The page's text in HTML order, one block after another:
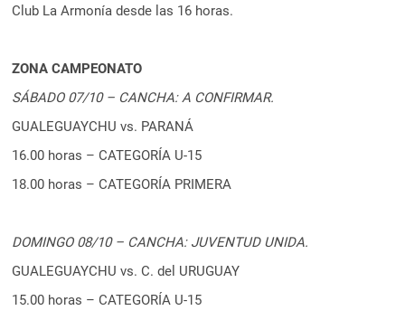
Club La Armonía desde las 16 horas.
ZONA CAMPEONATO
SÁBADO 07/10 – CANCHA: A CONFIRMAR.
GUALEGUAYCHU vs. PARANÁ
16.00 horas – CATEGORÍA U-15
18.00 horas – CATEGORÍA PRIMERA
DOMINGO 08/10 – CANCHA: JUVENTUD UNIDA.
GUALEGUAYCHU vs. C. del URUGUAY
15.00 horas – CATEGORÍA U-15